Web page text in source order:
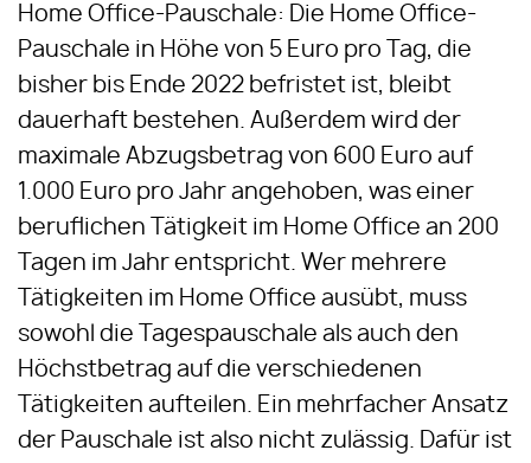
Home Office-Pauschale: Die Home Office-
Pauschale in Höhe von 5 Euro pro Tag, die
bisher bis Ende 2022 befristet ist, bleibt
dauerhaft bestehen. Außerdem wird der
maximale Abzugsbetrag von 600 Euro auf
1.000 Euro pro Jahr angehoben, was einer
beruflichen Tätigkeit im Home Office an 200
Tagen im Jahr entspricht. Wer mehrere
Tätigkeiten im Home Office ausübt, muss
sowohl die Tagespauschale als auch den
Höchstbetrag auf die verschiedenen
Tätigkeiten aufteilen. Ein mehrfacher Ansatz
der Pauschale ist also nicht zulässig. Dafür ist